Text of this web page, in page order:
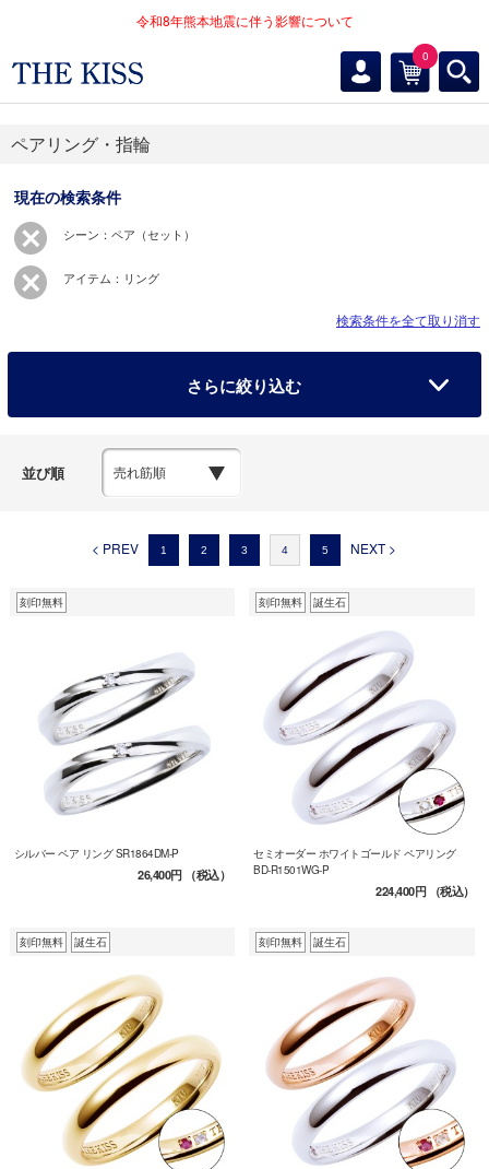
令和8年熊本地震に伴う影響について
0
ペアリング・指輪
現在の検索条件
シーン：ペア（セット）
アイテム：リング
検索条件を全て取り消す
さらに絞り込む
並び順
< PREV 1 2 3 4 5 NEXT >
刻印無料
シルバー ペア リング SR1864DM-P
26,400円（税込）
刻印無料 誕生石
セミオーダー ホワイトゴールド ペアリング
BD-R1501WG-P
224,400円（税込）
刻印無料 誕生石 刻印無料 誕生石